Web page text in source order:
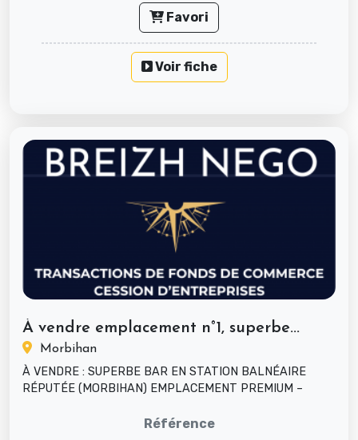
Favori
Voir fiche
À vendre emplacement n°1, superbe...
Morbihan
À VENDRE : SUPERBE BAR EN STATION BALNÉAIRE
RÉPUTÉE (MORBIHAN) EMPLACEMENT PREMIUM –
Référence